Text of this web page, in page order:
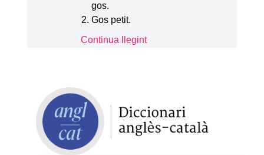
gos.
Gos petit.
Continua llegint